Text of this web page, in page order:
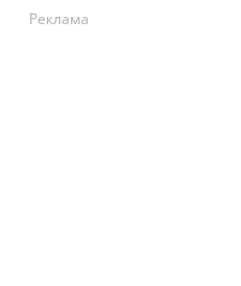
Реклама